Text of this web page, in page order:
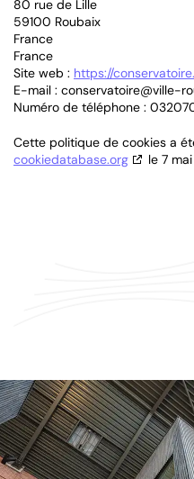
80 rue de Lille
59100 Roubaix
France
France
Site web : https://
E-mail : conservatoire@ville-
Numéro de téléphone :
Cette politique de cookies a
cookiedatabase.org
le 7